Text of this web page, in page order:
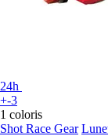
24h
+-3
1 coloris
Shot Race Gear